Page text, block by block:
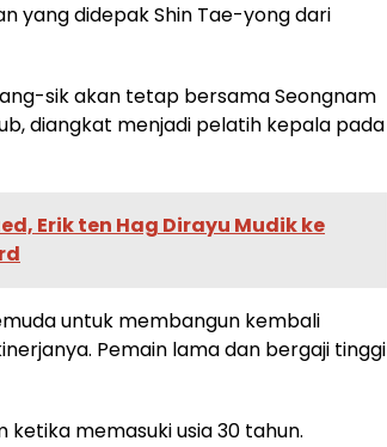
yang didepak Shin Tae-yong dari
sik akan tetap bersama Seongnam
diangkat menjadi pelatih kepala pada
Erik ten Hag Dirayu Mudik ke
untuk membangun kembali
Pemain lama dan bergaji tinggi
memasuki usia 30 tahun.